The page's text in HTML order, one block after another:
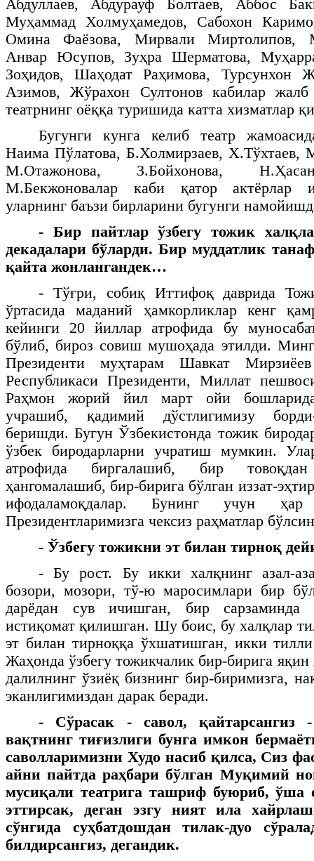
Абдуллаев, Абдурауф Болтаев, Аббос
Муҳаммад Холмуҳамедов, Сабохон
Омина Фаёзова, Мирвали Миртолипов,
Анвар Юсупов, Зуҳра Шерматова,
Зоҳидов, Шаҳодат Раҳимова, Турсунхон
Азимов, Жўрахон Султонов кабилар жалб
театрнинг оёққа туришида катта хизматлар
Бугунги кунга келиб театр
Наима Пўлатова, Б.Холмирзаев, Х.Тўхтаев,
М.Отажонова, З.Бойхонова,
М.Бекжоновалар каби қатор актёрлар
уларнинг баъзи бирларини бугунги
- Бир пайтлар ўзбегу тожик
декадалари бўларди. Бир муддатлик
қайта жонлангандек…
- Тўғри, собиқ Иттифоқ даврида
ўртасида маданий ҳамкорликлар кенг
кейинги 20 йиллар атрофида бу
бўлиб, бироз совиш мушоҳада этилди.
Президенти муҳтарам Шавкат
Республикаси Президенти, Миллат
Раҳмон жорий йил март ойи
учрашиб, қадимий дўстлигимизу
беришди. Бугун Ўзбекистонда тожик
ўзбек биродарларни учратиш мумкин.
атрофида биргалашиб, бир
ҳангомалашиб, бир-бирига бўлган иззат-
ифодаламоқдалар. Бунинг учун
Президентларимизга чексиз раҳматлар
- Ўзбегу тожикни эт билан тирноқ
- Бу рост. Бу икки халқнинг азал-
бозори, мозори, тў-ю маросимлари бир
дарёдан сув ичишган, бир сарзаминда
истиқомат қилишган. Шу боис, бу халқлар
эт билан тирноққа ўхшатишган, икки
Жаҳонда ўзбегу тожикчалик бир-бирига
далилнинг ўзиёқ бизнинг бир-биримизга,
эканлигимиздан дарак беради.
- Сўрасак - савол,
вақтнинг тиғизлиги бунга имкон
саволларимизни Худо насиб қилса, Сиз
айни пайтда раҳбари бўлган Муқимий
мусиқали театрига ташриф буюриб, ўша
эттирсак, деган эзгу ният ила
сўнгида суҳбатдошдан тилак-дуо
билдирсангиз, дегандик.